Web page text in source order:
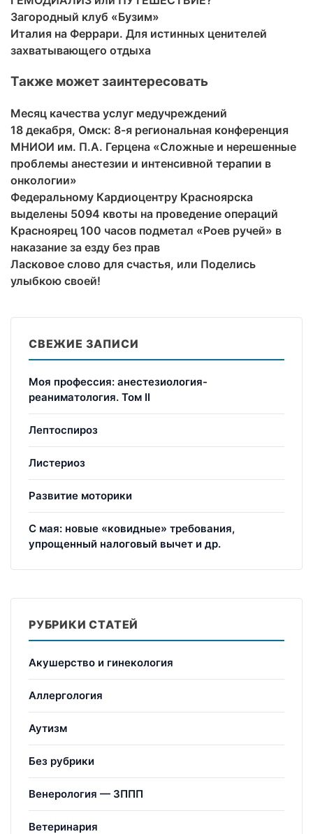
Загородный клуб «Бузим»
Италия на Феррари. Для истинных ценителей
захватывающего отдыха
Также может заинтересовать
Месяц качества услуг медучреждений
18 декабря, Омск: 8-я региональная конференция
МНИОИ им. П.А. Герцена «Сложные и нерешенные
проблемы анестезии и интенсивной терапии в
онкологии»
Федеральному Кардиоцентру Красноярска
выделены 5094 квоты на проведение операций
Красноярец 100 часов подметал «Роев ручей» в
наказание за езду без прав
Ласковое слово для счастья, или Поделись
улыбкою своей!
СВЕЖИЕ ЗАПИСИ
Моя профессия: анестезиология-
реаниматология. Том II
Лептоспироз
Листериоз
Развитие моторики
С мая: новые «ковидные» требования,
упрощенный налоговый вычет и др.
РУБРИКИ СТАТЕЙ
Акушерство и гинекология
Аллергология
Аутизм
Без рубрики
Венерология — ЗППП
Ветеринария